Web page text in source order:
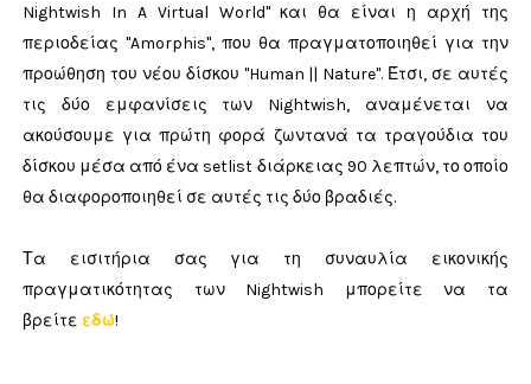
Nightwish In A Virtual World" και θα είναι η αρχή της
περιοδείας "Amorphis", που θα πραγματοποιηθεί για την
προώθηση του νέου δίσκου "Human || Nature". Έτσι, σε αυτές
τις δύο εμφανίσεις των Nightwish, αναμένεται να
ακούσουμε για πρώτη φορά ζωντανά τα τραγούδια του
δίσκου μέσα από ένα setlist διάρκειας 90 λεπτών, το οποίο
θα διαφοροποιηθεί σε αυτές τις δύο βραδιές.
Τα εισιτήρια σας για τη συναυλία εικονικής
πραγματικότητας των Nightwish μπορείτε να τα
βρείτε εδώ!